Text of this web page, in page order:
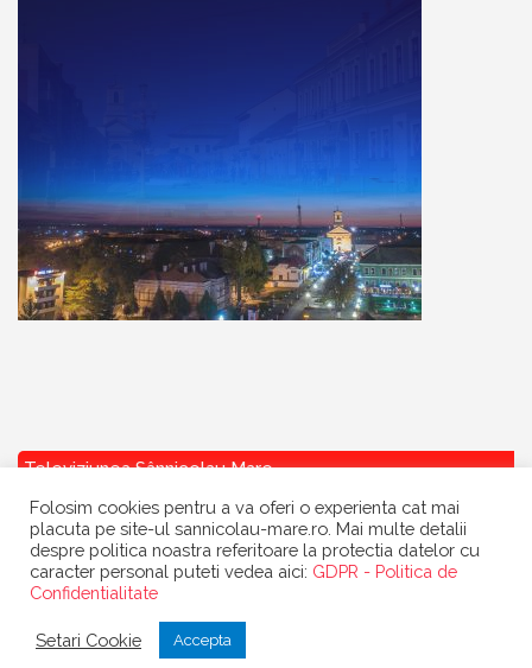
Televiziunea Sânnicolau Mare
Primaria Sannicolau Mare
gazduit de
Folosim cookies pentru a va oferi o experienta cat mai
placuta pe site-ul sannicolau-mare.ro. Mai multe detalii
despre politica noastra referitoare la protectia datelor cu
caracter personal puteti vedea aici: GDPR - Politica de
Confidentialitate
Setari Cookie Accepta